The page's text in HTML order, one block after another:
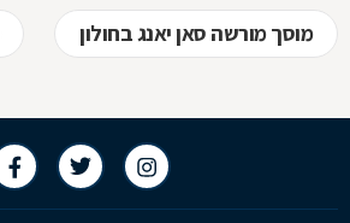
מוסך מורשה סאן יאנג בחולון